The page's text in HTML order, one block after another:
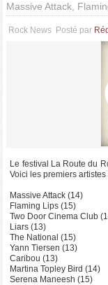
Massive Attack,
Rock News Posté par
Le festival La Route du
Voici les premiers
Massive Attack (14)
Flaming Lips (15)
Two Door Cinema Club
Liars (13)
The National (15)
Yann Tiersen (13)
Caribou (13)
Martina Topley Bird (14)
Serena Maneesh (15)